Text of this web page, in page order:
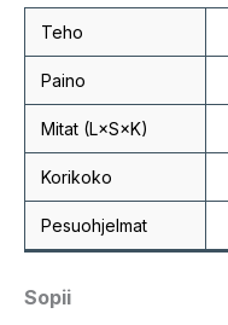
Teho
Paino
Mitat (L×S×K)
Korikoko
Pesuohjelmat
Sopii